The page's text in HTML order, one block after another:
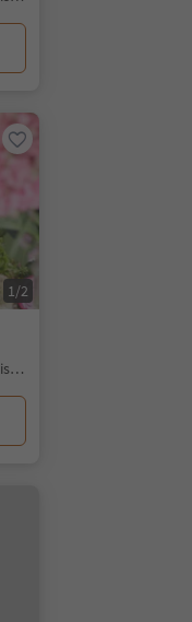
1/2
Ortisei/Urtijëi/St. Ulrich/Urtijëi, Urtijëi/Ortisei, Dolomites Region Val Gardena